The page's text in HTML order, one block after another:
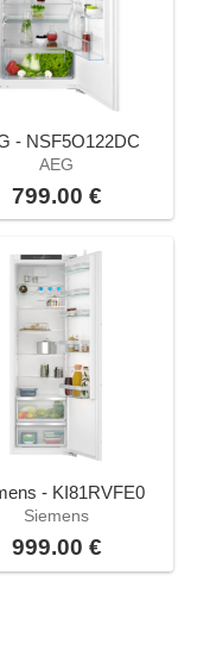
- NSF5O122DC
AEG
799.00 €
- KI81RVFE0
Siemens
999.00 €